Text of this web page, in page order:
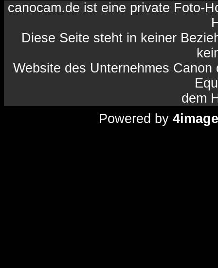
canocam.de ist eine private Foto-
Diese Seite steht in keiner
Website des Unternehmes
dem
Powered by